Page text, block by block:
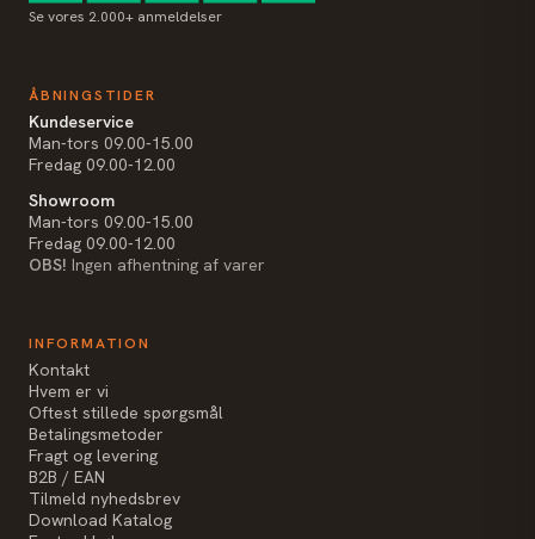
Se vores 2.000+ anmeldelser
ÅBNINGSTIDER
Kundeservice
Man-tors 09.00-15.00
Fredag 09.00-12.00
Showroom
Man-tors 09.00-15.00
Fredag 09.00-12.00
OBS! Ingen afhentning af varer
INFORMATION
Kontakt
Hvem er vi
Oftest stillede spørgsmål
Betalingsmetoder
Fragt og levering
B2B / EAN
Tilmeld nyhedsbrev
Download Katalog